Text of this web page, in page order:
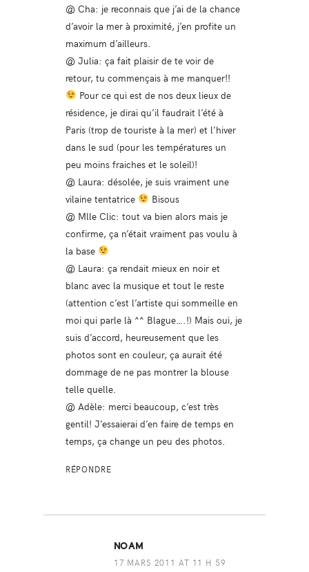
@ Cha: je reconnais que j’ai de la chance
d’avoir la mer à proximité, j’en profite un
maximum d’ailleurs.
@ Julia: ça fait plaisir de te voir de
retour, tu commençais à me manquer!!
Pour ce qui est de nos deux lieux de
résidence, je dirai qu’il faudrait l’été à
Paris (trop de touriste à la mer) et l’hiver
dans le sud (pour les températures un
peu moins fraiches et le soleil)!
@ Laura: désolée, je suis vraiment une
vilaine tentatrice
Bisous
@ Mlle Clic: tout va bien alors mais je
confirme, ça n’était vraiment pas voulu à
la base
@ Laura: ça rendait mieux en noir et
blanc avec la musique et tout le reste
(attention c’est l’artiste qui sommeille en
moi qui parle là ^^ Blague….!) Mais oui, je
suis d’accord, heureusement que les
photos sont en couleur, ça aurait été
dommage de ne pas montrer la blouse
telle quelle.
@ Adèle: merci beaucoup, c’est très
gentil! J’essaierai d’en faire de temps en
temps, ça change un peu des photos.
RÉPONDRE
NOAM
17 MARS 2011 AT 11 H 59